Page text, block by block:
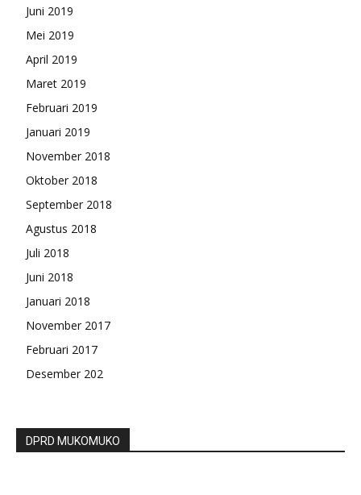
Juni 2019
Mei 2019
April 2019
Maret 2019
Februari 2019
Januari 2019
November 2018
Oktober 2018
September 2018
Agustus 2018
Juli 2018
Juni 2018
Januari 2018
November 2017
Februari 2017
Desember 202
DPRD MUKOMUKO